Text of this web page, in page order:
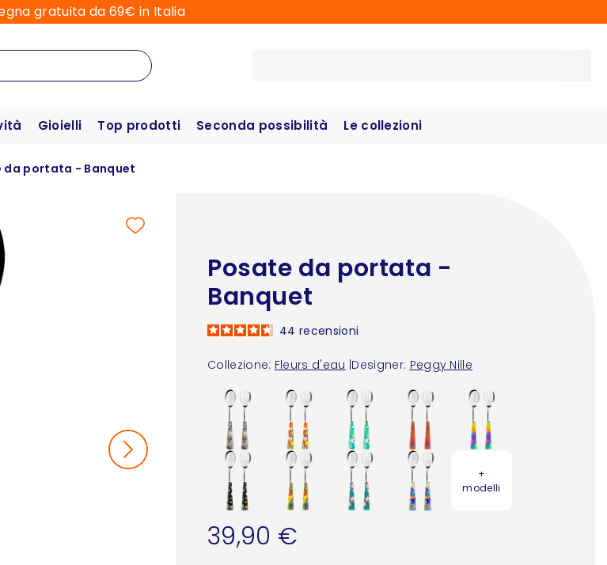
gratuita da 69€ in Italia
Gioielli Top prodotti Seconda possibilità Le collezioni
da portata - Banquet
Posate da portata -
Banquet
Collezione: Fleurs d'eau Designer: Peggy Nille
44 recensioni
+
modelli
39,90 €